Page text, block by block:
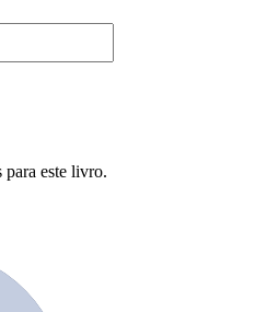
para este livro.